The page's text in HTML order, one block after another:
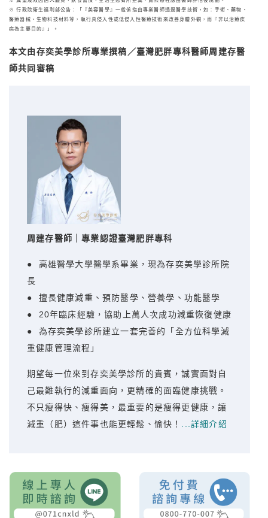
※ 行政院衛生福利部公告：「『美容醫學』一般係指由專業醫師透過醫學技術，如：手術、藥物、
醫療器械、生物科技材料等，執行具侵入性或低侵入性醫療技術來改善身體外觀，而『非以治療疾
病為主要目的』」。
本文由存奕美學診所專業撰稿／臺灣肥胖專科醫師周建存醫
師共同審稿
周建存醫師｜專業認證臺灣肥胖專科
● 高雄醫學大學醫學系畢業，現為存奕美學診所院
長
● 擅長健康減重、預防醫學、營養學、功能醫學
● 20年臨床經驗，協助上萬人次成功減重恢復健康
● 為存奕美學診所建立一套完善的「全方位科學減
重健康管理流程」
期望每一位來到存奕美學診所的貴賓，誠實面對自
己最難執行的減重面向，更精確的面臨健康挑戰。
不只瘦得快、瘦得美，最重要的是瘦得更健康，讓
減重（肥）這件事也能更輕鬆、愉快！
...詳細介紹